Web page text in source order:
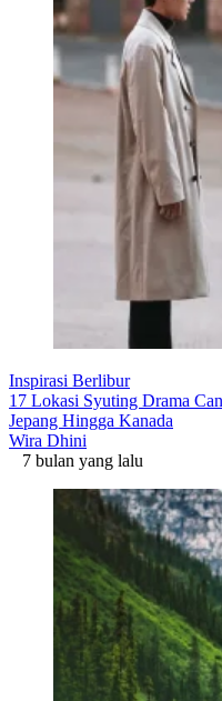
Inspirasi Berlibur
17 Lokasi Syuting Drama
Jepang Hingga Kanada
Wira Dhini
7 bulan yang lalu